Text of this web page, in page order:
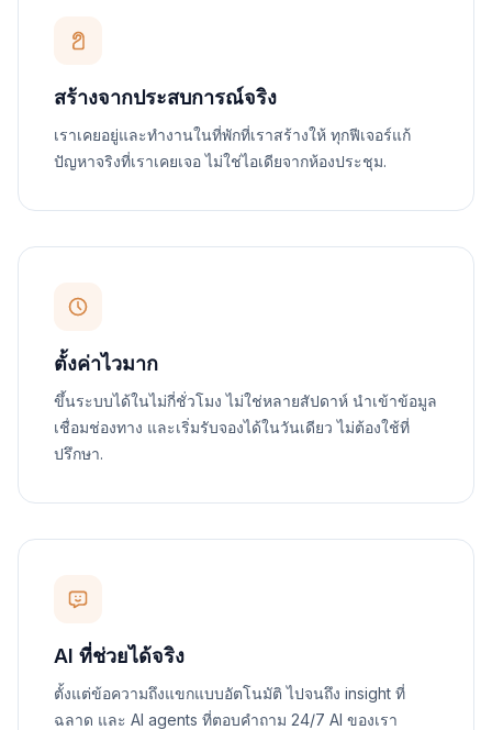
สร้างจากประสบการณ์จริง
เราเคยอยู่และทำงานในที่พักที่เราสร้างให้ ทุกฟีเจอร์แก้
ปัญหาจริงที่เราเคยเจอ ไม่ใช่ไอเดียจากห้องประชุม.
ตั้งค่าไวมาก
ขึ้นระบบได้ในไม่กี่ชั่วโมง ไม่ใช่หลายสัปดาห์ นำเข้าข้อมูล
เชื่อมช่องทาง และเริ่มรับจองได้ในวันเดียว ไม่ต้องใช้ที่
ปรึกษา.
AI ที่ช่วยได้จริง
ตั้งแต่ข้อความถึงแขกแบบอัตโนมัติ ไปจนถึง insight ที่
ฉลาด และ AI agents ที่ตอบคำถาม 24/7 AI ของเรา